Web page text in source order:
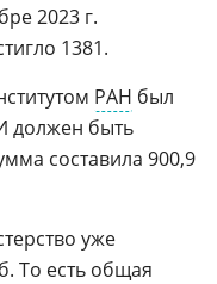
2023 г.
1381.
РАН был
должен быть
составила 900,9
уже
То есть общая